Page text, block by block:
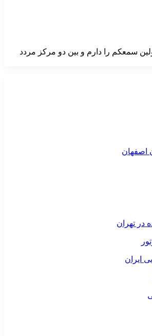
سمعکم را دارم و بین دو مرکز مردد
اصفهان
در تهران
ایران